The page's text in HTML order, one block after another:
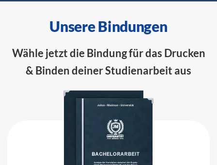
Unsere Bindungen
Wähle jetzt die Bindung für das Drucken
& Binden deiner Studienarbeit aus